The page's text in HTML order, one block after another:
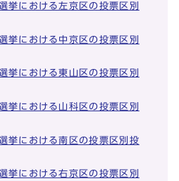
挙における左京区の投票区別
挙における中京区の投票区別
挙における東山区の投票区別
挙における山科区の投票区別
挙における南区の投票区別投
挙における右京区の投票区別